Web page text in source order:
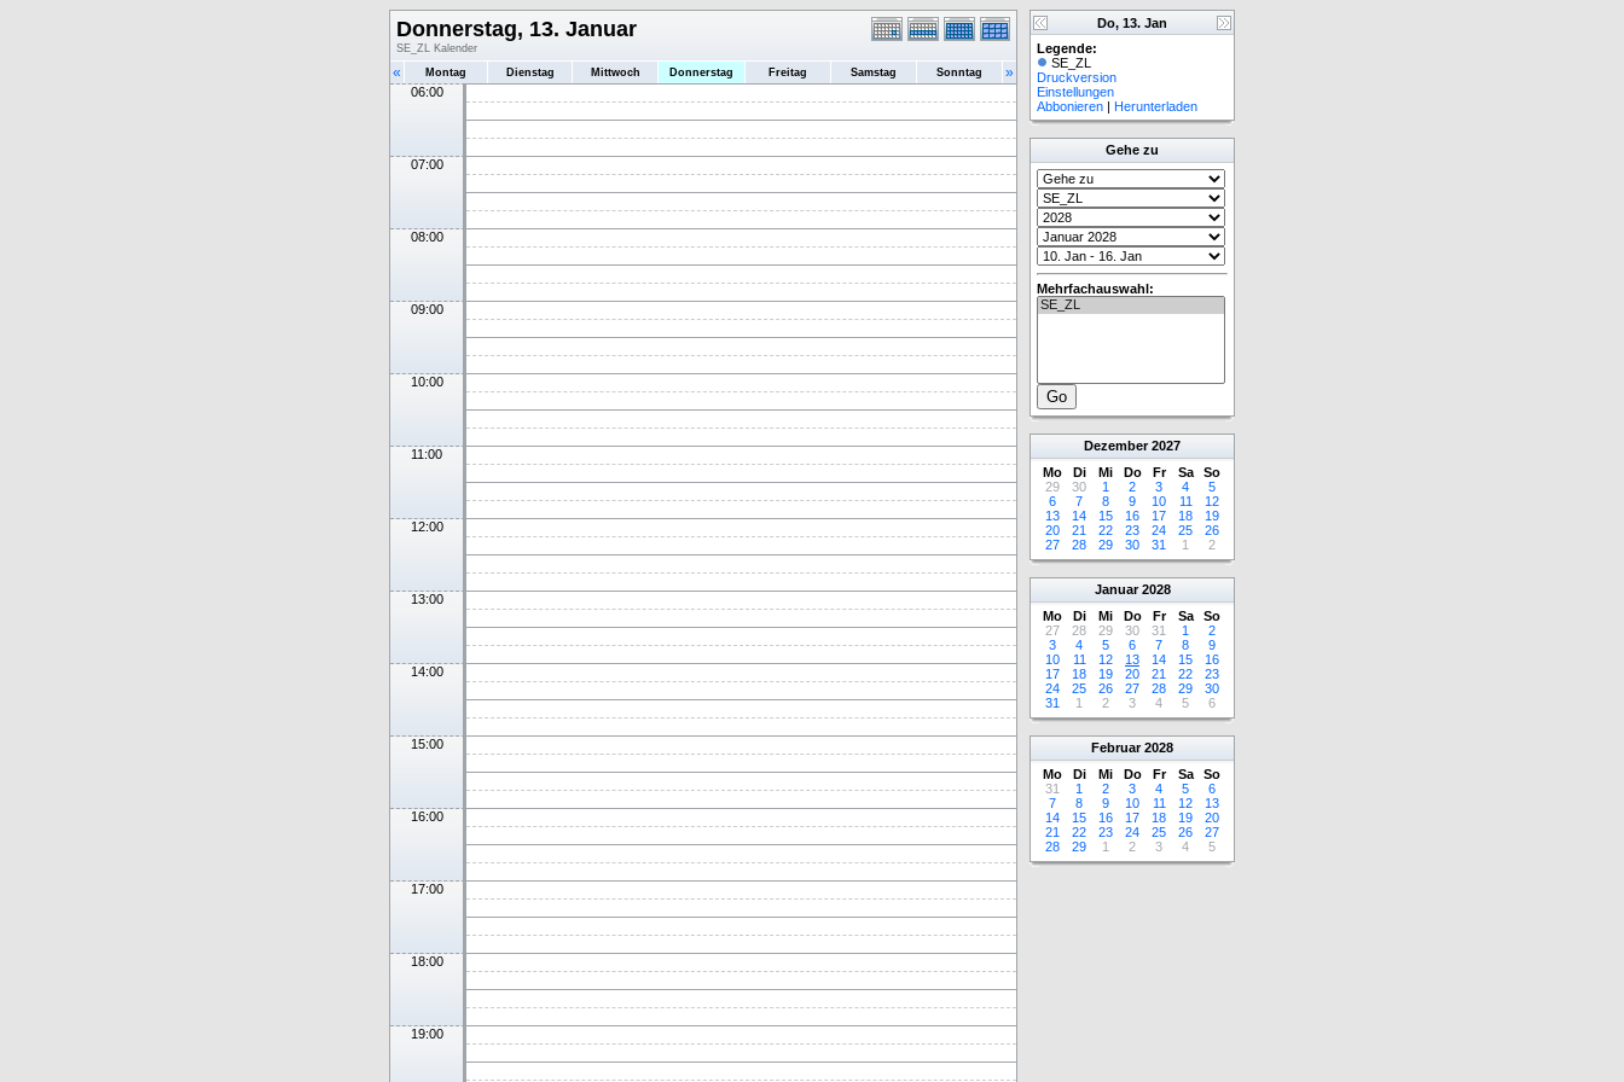
Donnerstag, 13. Januar
SE_ZL Kalender
« Montag Dienstag Mittwoch Donnerstag Freitag Samstag Sonntag »
06:00
07:00
08:00
09:00
10:00
11:00
12:00
13:00
14:00
15:00
16:00
17:00
18:00
19:00
Do, 13. Jan
Legende:
SE_ZL
Druckversion
Einstellungen
Abbonieren | Herunterladen
Gehe zu
Mehrfachauswahl:
Dezember 2027
Mo
Di Mi Do Fr Sa
So
29
30 1 2 3 4
5
6
7 8 9 10 11
12
13
14 15 16 17 18
19
20
21 22 23 24 25
26
27
28 29 30 31 1 2
Januar 2028
Mo
Di Mi Do Fr Sa
So
27
28 29 30 31 1
2
3
4 5 6 7 8
9
10
11 12 13 14 15
16
17
18 19 20 21 22
23
24
25 26 27 28 29
30
31
1 2 3 4 5 6
Februar 2028
Mo
Di Mi Do Fr Sa
So
31
1 2 3 4 5
6
7
8 9 10 11 12
13
14
15 16 17 18 19
20
21
22 23 24 25 26
27
28
29 1 2 3 4 5